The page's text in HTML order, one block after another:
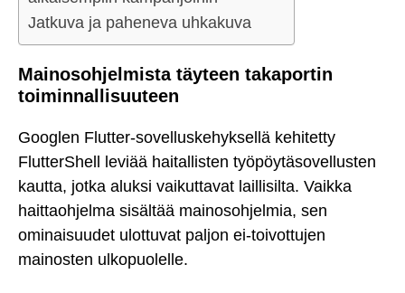
Jatkuva ja paheneva uhkakuva
Mainosohjelmista täyteen takaportin
toiminnallisuuteen
Googlen Flutter-sovelluskehyksellä kehitetty
FlutterShell leviää haitallisten työpöytäsovellusten
kautta, jotka aluksi vaikuttavat laillisilta. Vaikka
haittaohjelma sisältää mainosohjelmia, sen
ominaisuudet ulottuvat paljon ei-toivottujen
mainosten ulkopuolelle.